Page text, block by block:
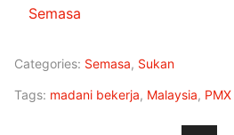
In relation to
Semasa
Categories: Semasa, Sukan
Tags: madani bekerja, Malaysia,